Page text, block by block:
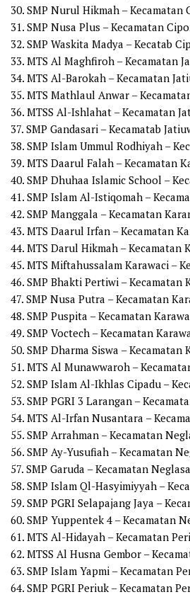
30. SMP Nurul Hikmah – Kecamatan
31. SMP Nusa Plus – Kecamatan
32. SMP Waskita Madya – Kecatab
33. MTS Al Maghfiroh – Kecamatan
34. MTS Al-Barokah – Kecamatan
35. MTS Mathlaul Anwar –
36. MTSS Al-Ishlahat – Kecamatan
37. SMP Gandasari – Kecamatab
38. SMP Islam Ummul Rodhiyah –
39. MTS Daarul Falah – Kecamatan
40. SMP Dhuhaa Islamic School –
41. SMP Islam Al-Istiqomah –
42. SMP Manggala – Kecamatan
43. MTS Daarul Irfan – Kecamatan
44. MTS Darul Hikmah – Kecamatan
45. MTS Miftahussalam Karawaci –
46. SMP Bhakti Pertiwi – Kecamatan
47. SMP Nusa Putra – Kecamatan
48. SMP Puspita – Kecamatan
49. SMP Voctech – Kecamatan
50. SMP Dharma Siswa – Kecamatan
51. MTS Al Munawwaroh –
52. SMP Islam Al-Ikhlas Cipadu –
53. SMP PGRI 3 Larangan –
54. MTS Al-Irfan Nusantara –
55. SMP Arrahman – Kecamatan
56. SMP Ay-Yusufiah – Kecamatan
57. SMP Garuda – Kecamatan
58. SMP Islam Ql-Hasyimiyyah –
59. SMP PGRI Selapajang Jaya –
60. SMP Yuppentek 4 – Kecamatan
61. MTS Al-Hidayah – Kecamatan
62. MTSS Al Husna Gembor –
63. SMP Islam Yapmi – Kecamatan
64. SMP PGRI Periuk – Kecamatan